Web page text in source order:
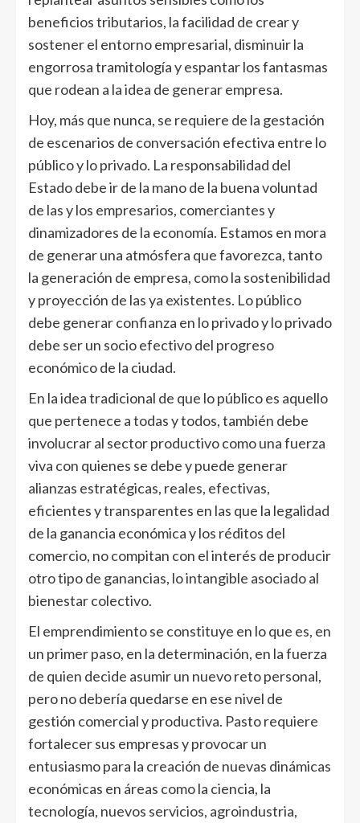
beneficios tributarios, la facilidad de crear y
sostener el entorno empresarial, disminuir la
engorrosa tramitología y espantar los fantasmas
que rodean a la idea de generar empresa.
Hoy, más que nunca, se requiere de la gestación
de escenarios de conversación efectiva entre lo
público y lo privado. La responsabilidad del
Estado debe ir de la mano de la buena voluntad
de las y los empresarios, comerciantes y
dinamizadores de la economía. Estamos en mora
de generar una atmósfera que favorezca, tanto
la generación de empresa, como la sostenibilidad
y proyección de las ya existentes. Lo público
debe generar confianza en lo privado y lo privado
debe ser un socio efectivo del progreso
económico de la ciudad.
En la idea tradicional de que lo público es aquello
que pertenece a todas y todos, también debe
involucrar al sector productivo como una fuerza
viva con quienes se debe y puede generar
alianzas estratégicas, reales, efectivas,
eficientes y transparentes en las que la legalidad
de la ganancia económica y los réditos del
comercio, no compitan con el interés de producir
otro tipo de ganancias, lo intangible asociado al
bienestar colectivo.
El emprendimiento se constituye en lo que es, en
un primer paso, en la determinación, en la fuerza
de quien decide asumir un nuevo reto personal,
pero no debería quedarse en ese nivel de
gestión comercial y productiva. Pasto requiere
fortalecer sus empresas y provocar un
entusiasmo para la creación de nuevas dinámicas
económicas en áreas como la ciencia, la
tecnología, nuevos servicios, agroindustria,